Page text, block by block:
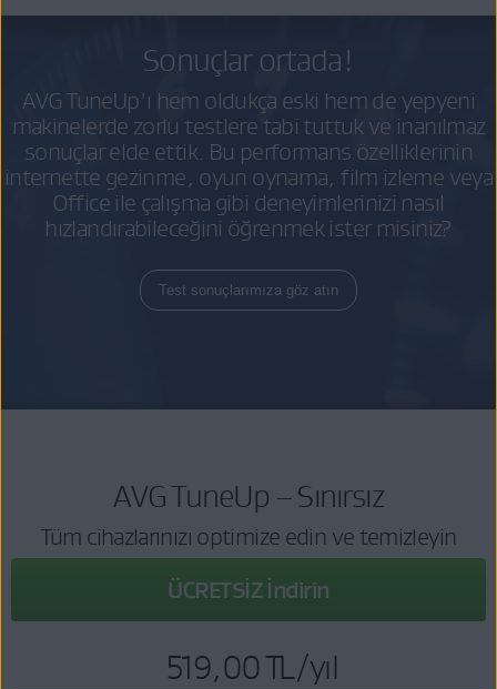
Sonuçlar ortada!
AVG TuneUp'ı hem oldukça eski hem de yepyeni
makinelerde zorlu testlere tabi tuttuk ve inanılmaz
sonuçlar elde ettik. Bu performans özelliklerinin
internette gezinme, oyun oynama, film izleme veya
Office ile çalışma gibi deneyimlerinizi nasıl
hızlandırabileceğini öğrenmek ister misiniz?
Test sonuçlarımıza göz atın
AVG TuneUp – Sınırsız
Tüm cihazlarınızı optimize edin ve temizleyin
ÜCRETSİZ İndirin
519,00 TL/yıl